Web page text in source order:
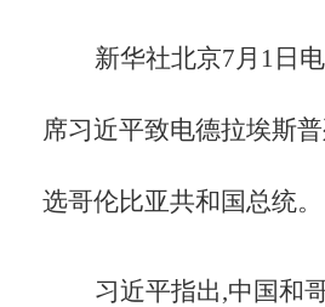
新华社北京7月1日
席习近平致电德拉埃斯
选哥伦比亚共和国总统。
习近平指出,中国和